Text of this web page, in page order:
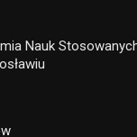
Nauk